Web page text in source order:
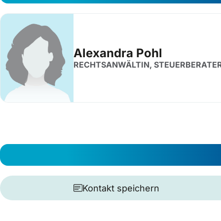
Alexandra Pohl
RECHTSANWÄLTIN,
Kontakt speichern